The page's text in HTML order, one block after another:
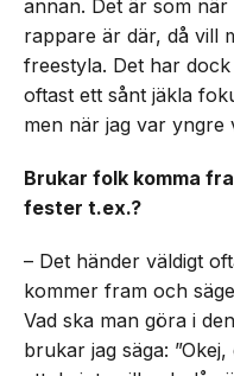
annan. Det är som
rappare är där, då vill
freestyla. Det har
oftast ett sånt jäkla
men när jag var yngre
Brukar folk komma
fester t.ex.?
– Det händer väldigt
kommer fram och
Vad ska man göra i
brukar jag säga: